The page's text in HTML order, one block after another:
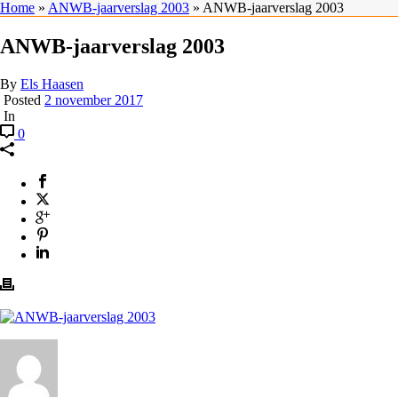
Home » ANWB-jaarverslag 2003 » ANWB-jaarverslag 2003
ANWB-jaarverslag 2003
By Els Haasen
Posted 2 november 2017
In
0